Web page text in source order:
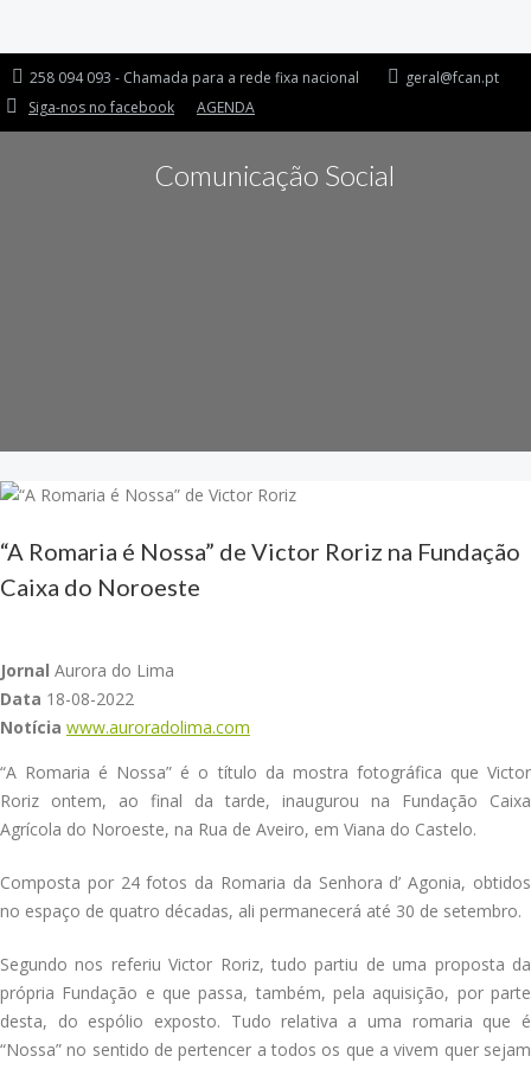
258 094 093 - Chamada para a rede fixa nacional
geral@fcan.pt
Siga-nos no facebook
AGENDA
Comunicação Social
“A Romaria é Nossa” de Victor Roriz na Fundação
Caixa do Noroeste
Jornal Aurora do Lima
Data 18-08-2022
Notícia www.auroradolima.com
“A Romaria é Nossa” é o título da mostra fotográfica que Victor
Roriz ontem, ao final da tarde, inaugurou na Fundação Caixa
Agrícola do Noroeste, na Rua de Aveiro, em Viana do Castelo.
Composta por 24 fotos da Romaria da Senhora d’ Agonia, obtidos
no espaço de quatro décadas, ali permanecerá até 30 de setembro.
Segundo nos referiu Victor Roriz, tudo partiu de uma proposta da
própria Fundação e que passa, também, pela aquisição, por parte
desta, do espólio exposto. Tudo relativa a uma romaria que é
“Nossa” no sentido de pertencer a todos os que a vivem quer sejam